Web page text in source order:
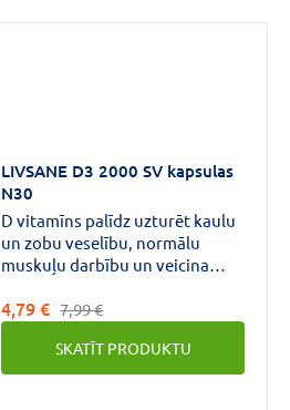
LIVSANE D3 2000 SV kapsulas
N30
D vitamīns palīdz uzturēt kaulu
un zobu veselību, normālu
muskuļu darbību un veicina
4,79 € 7,99 €
SKATĪT PRODUKTU